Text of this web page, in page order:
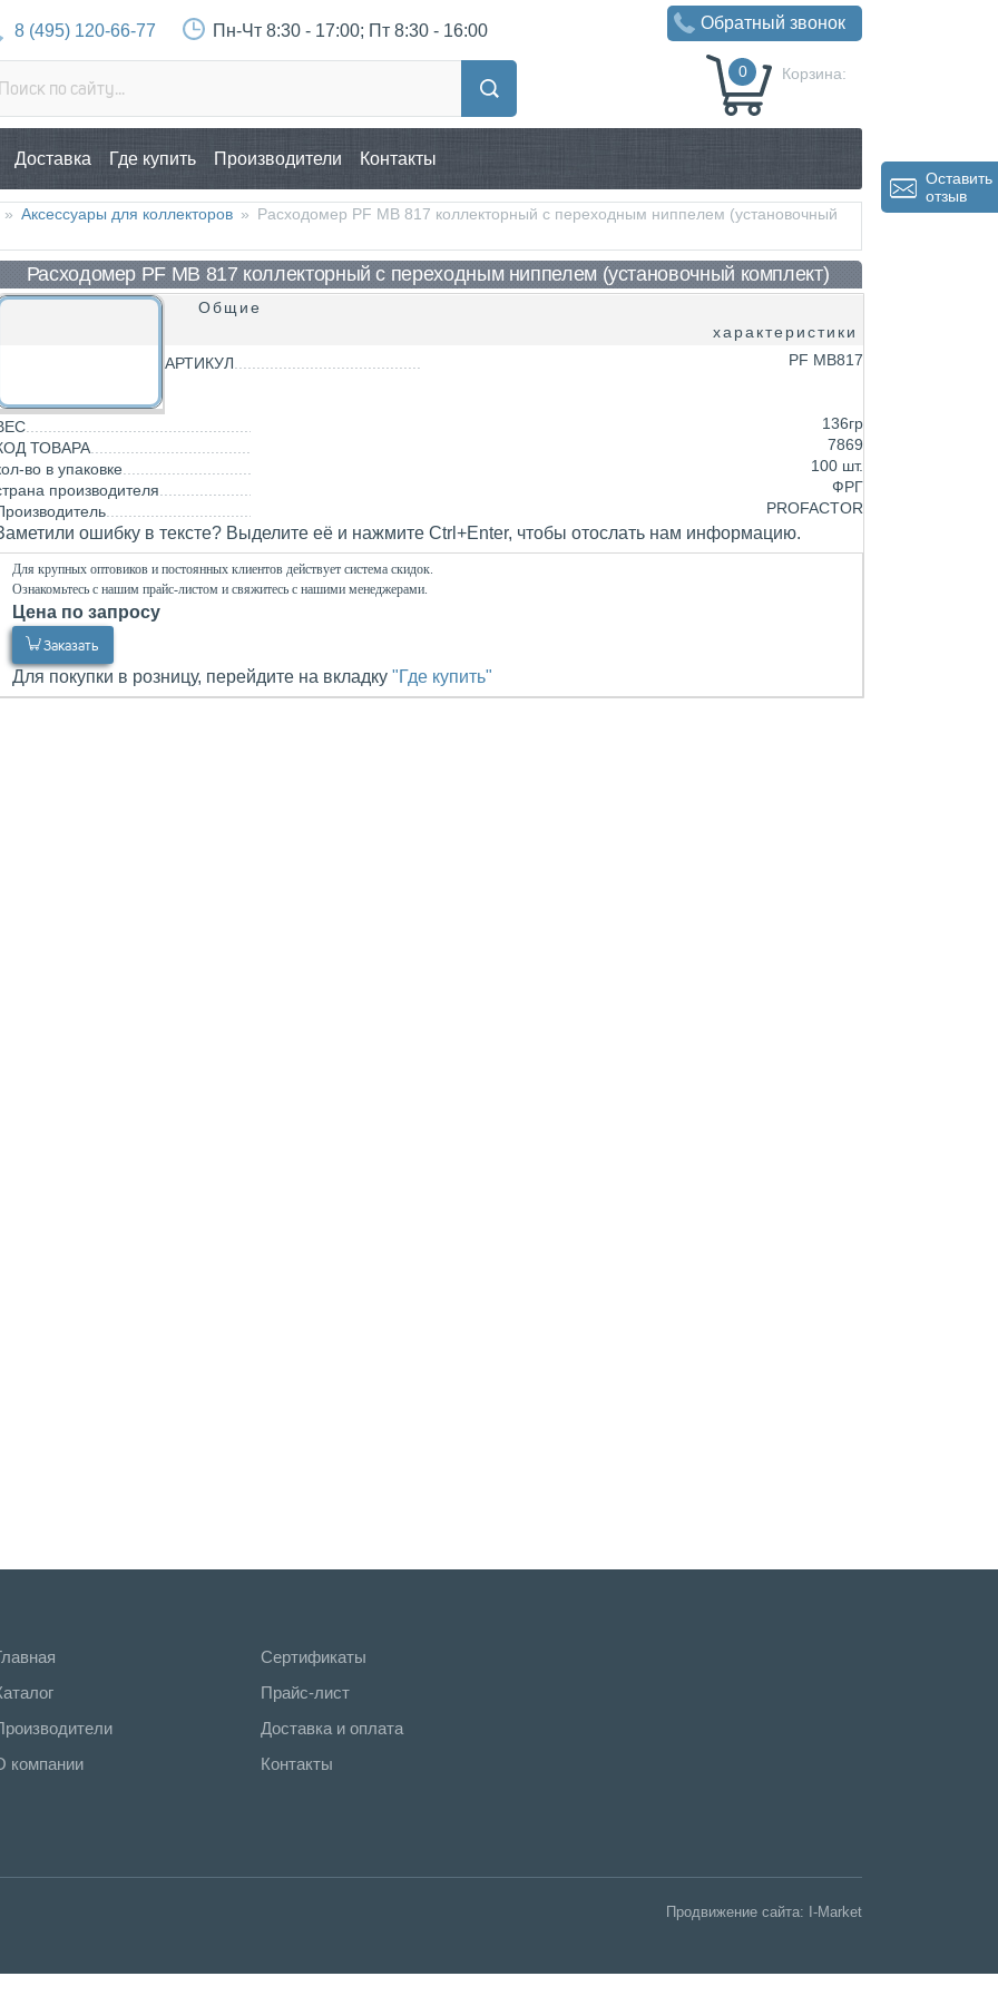
Корзина:
0
8 (495) 120-66-77 Пн-Чт 8:30 - 17:00; Пт 8:30 - 16:00 Обратный звонок
Доставка Где купить Производители Контакты
» Аксессуары для коллекторов » Расходомер PF MB 817 коллекторный с переходным ниппелем (установочный
Расходомер PF MB 817 коллекторный с переходным ниппелем (установочный комплект)
Общие
характеристики
АРТИКУЛ
PF MB817
136гр
ТОВАРА
7869
во в упаковке
100 шт.
производителя
ФРГ
PROFACTOR
ошибку в тексте? Выделите её и нажмите Ctrl+Enter, чтобы отослать нам информацию.
Для крупных оптовиков и постоянных клиентов действует система скидок.
Ознакомьтесь с нашим прайс-листом и свяжитесь с нашими менеджерами.
Цена по запросу
Заказать
Для покупки в розницу, перейдите на вкладку "Где купить"
компании
Сертификаты
Прайс-лист
Доставка и оплата
Контакты
Продвижение сайта: I-Market
Оставить
отзыв